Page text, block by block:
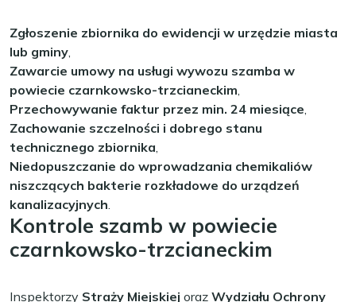
Zgłoszenie zbiornika do ewidencji w urzędzie miasta
lub gminy,
Zawarcie umowy na usługi wywozu szamba w
powiecie czarnkowsko-trzcianeckim,
Przechowywanie faktur przez min. 24 miesiące,
Zachowanie szczelności i dobrego stanu
technicznego zbiornika,
Niedopuszczanie do wprowadzania chemikaliów
niszczących bakterie rozkładowe do urządzeń
kanalizacyjnych.
Kontrole szamb w powiecie
czarnkowsko-trzcianeckim
Inspektorzy Straży Miejskiej oraz Wydziału Ochrony